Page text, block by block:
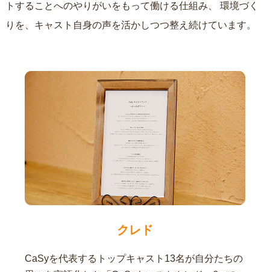
トすることへのやりがいをもって働ける仕組み、
りを、キャスト自身の声を活かしつつ整え続けています。
クレド
CaSyを代表するトップキャスト13名が自分たちの